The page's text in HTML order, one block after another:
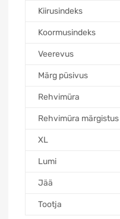
Kiirusindeks
Koormusindeks
Veerevus
Märg püsivus
Rehvimüra
Rehvimüra märgistus
XL
Lumi
Jää
Tootja